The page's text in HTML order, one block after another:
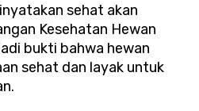
sehat akan
Kesehatan Hewan
bukti bahwa hewan
sehat dan layak untuk